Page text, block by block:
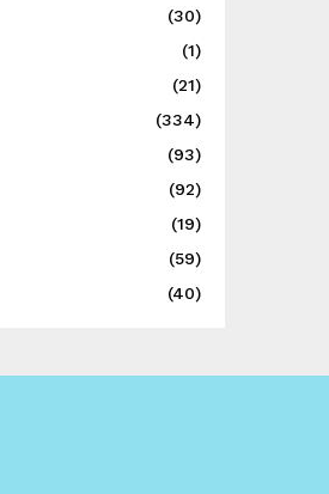
(30)
(1)
(21)
(334)
(93)
(92)
(19)
(59)
(40)